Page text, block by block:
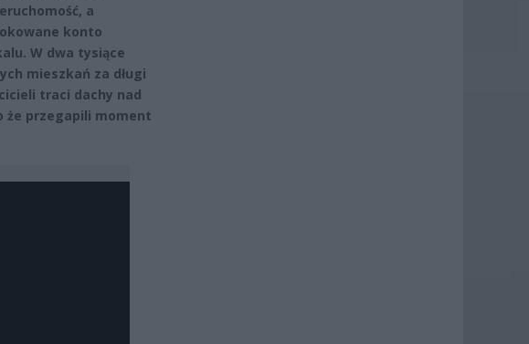
a
konto
W dwa tysiące
mieszkań za długi
traci dachy nad
że przegapili moment